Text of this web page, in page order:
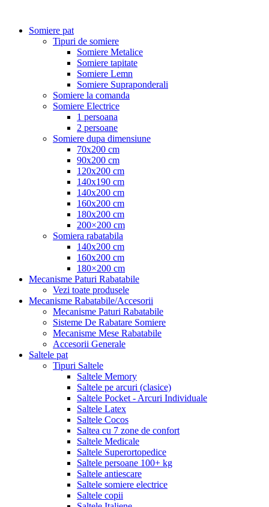
Somiere pat
Tipuri de somiere
Somiere Metalice
Somiere tapitate
Somiere Lemn
Somiere Supraponderali
Somiere la comanda
Somiere Electrice
1 persoana
2 persoane
Somiere dupa dimensiune
70x200 cm
90x200 cm
120x200 cm
140x190 cm
140x200 cm
160x200 cm
180x200 cm
200×200 cm
Somiera rabatabila
140x200 cm
160x200 cm
180×200 cm
Mecanisme Paturi Rabatabile
Vezi toate produsele
Mecanisme Rabatabile/Accesorii
Mecanisme Paturi Rabatabile
Sisteme De Rabatare Somiere
Mecanisme Mese Rabatabile
Accesorii Generale
Saltele pat
Tipuri Saltele
Saltele Memory
Saltele pe arcuri (clasice)
Saltele Pocket - Arcuri Individuale
Saltele Latex
Saltele Cocos
Saltea cu 7 zone de confort
Saltele Medicale
Saltele Superortopedice
Saltele persoane 100+ kg
Saltele antiescare
Saltele somiere electrice
Saltele copii